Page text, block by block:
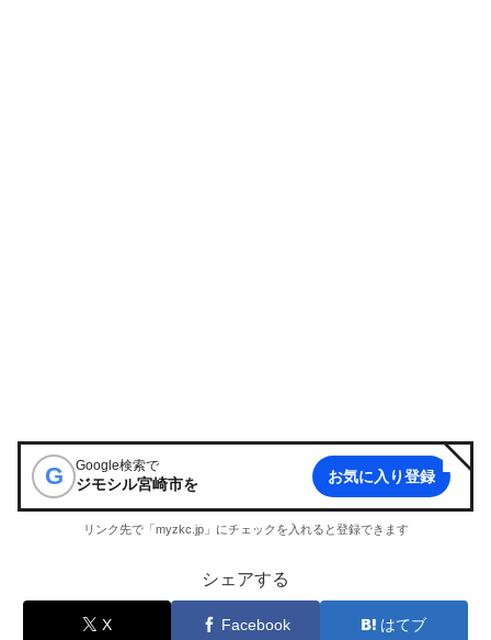
G Google検索で
ジモシル宮崎市を お気に入り登録
リンク先で「myzkc.jp」にチェックを入れると登録できます
シェアする
X Facebook はてブ